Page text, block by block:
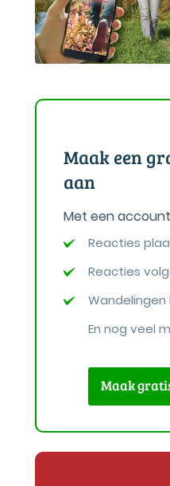
Maak een
aan
Met een
Reacties
Reacties
En nog veel
Maak